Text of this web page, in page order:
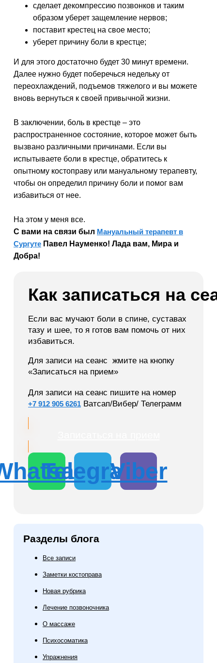
сделает декомпрессию позвонков и таким
образом уберет защемление нервов;
поставит крестец на свое место;
уберет причину боли в крестце;
И для этого достаточно будет 30 минут времени.
Далее нужно будет поберечься недельку от
переохлаждений, подъемов тяжелого и вы можете
вновь вернуться к своей привычной жизни.
В заключении, боль в крестце – это
распространенное состояние, которое может быть
вызвано различными причинами. Если вы
испытываете боли в крестце, обратитесь к
опытному костоправу или мануальному терапевту,
чтобы он определил причину боли и помог вам
избавиться от нее.
На этом у меня все.
С вами на связи был Мануальный терапевт в
Сургуте Павел Науменко! Лада вам, Мира и
Добра!
Как записаться на
Если вас мучают боли в спине, суставах
тазу и шее, то я готов вам помочь от них
избавиться.
Для записи на сеанс жмите на кнопку
«Записаться на прием»
Для записи на сеанс пишите на номер
+7 912 905 6261 Ватсап/Вибер/ Телеграмм
Telegram
Viber
Разделы блога
Все записи
Заметки костоправа
Новая рубрика
Лечение позвоночника
О массаже
Психосоматика
Упражнения